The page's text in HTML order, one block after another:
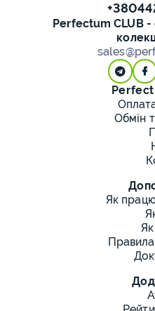
Perfectum CLUB
Обмін
Як